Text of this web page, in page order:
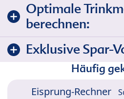
Optimale
berechnen:
Exklusive Spar-
Häufig
Eisprung-Rechner